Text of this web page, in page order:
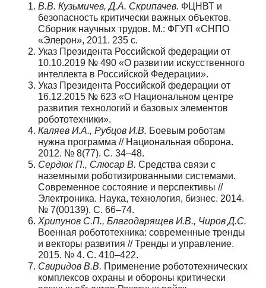
В.В. Кузьмичев, Д.А. Скрипачев. ФЦНВТ и
безопасность критически важных объектов.
Сборник научных трудов. М.: ФГУП «СНПО
«Элерон», 2011. 235 с.
Указ Президента Российской федерации от
10.10.2019 № 490 «О развитии искусственного
интеллекта в Российской Федерации».
Указ Президента Российской федерации от
16.12.2015 № 623 «О Национальном центре
развития технологий и базовых элементов
робототехники».
Каляев И.А., Рубцов И.В. Боевым роботам
нужна программа // Национальная оборона.
2012. № 8(77). C. 34–48.
Сердюк П., Слюсар В. Средства связи с
наземными роботизированными системами.
Современное состояние и перспективы //
Электроника. Наука, технология, бизнес. 2014.
№ 7(00139). С. 66–74.
Хрипунов С.П., Благодарящев И.В., Чиров Д.С.
Военная робототехника: современные тренды
и векторы развития // Тренды и управление.
2015. № 4. С. 410–422.
Свиридов В.В. Применение робототехнических
комплексов охраны и обороны критически